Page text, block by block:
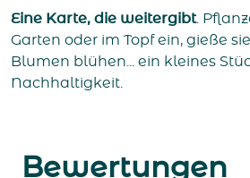
Eine Karte, die weitergibt.
Garten oder im Topf ein, gieße
Blumen blühen... ein kleines
Nachhaltigkeit.
Bewertungen